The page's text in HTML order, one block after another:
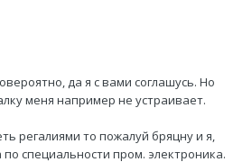
да я с вами соглашусь. Но
меня например не устраивает.
регалиями то пожалуй бряцну и я,
специальности пром. электроника.